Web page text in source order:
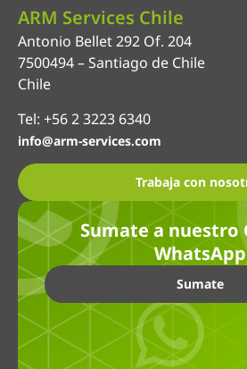
ARM Services Chile
Antonio Bellet 292 Of. 204
7500494 – Santiago de Chile
Chile
Tel: +56 2 3223 6340
info@arm-services.com
Trabaja con
Sumate a nuestro
WhatsApp
Sumate